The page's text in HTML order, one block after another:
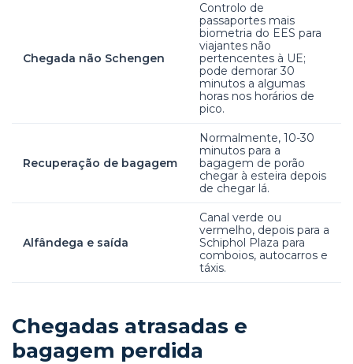
Chegada não Schengen
Controlo de
passaportes mais
biometria do EES para
viajantes não
pertencentes à UE;
pode demorar 30
minutos a algumas
horas nos horários de
pico.
Recuperação de bagagem
Normalmente, 10-30
minutos para a
bagagem de porão
chegar à esteira depois
de chegar lá.
Alfândega e saída
Canal verde ou
vermelho, depois para a
Schiphol Plaza para
comboios, autocarros e
táxis.
Chegadas atrasadas e
bagagem perdida